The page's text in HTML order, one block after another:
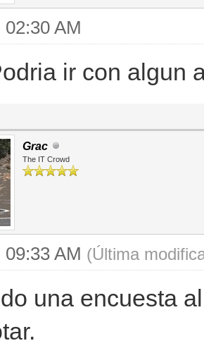
AM
ir con algun
Grac
The IT Crowd
AM (Última
una encuesta